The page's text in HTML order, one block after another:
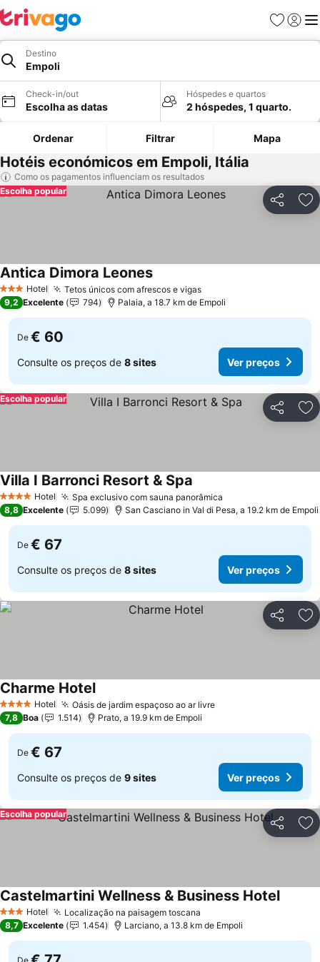
Favoritos
Iniciar
Destino
Empoli
Check-in/out
Escolha as datas
Hóspedes e quartos
2 hóspedes, 1 quarto.
Ordenar Filtrar Mapa
Hotéis económicos em Empoli, Itália
Como os pagamentos influenciam os resultados
Partilhar
Escolha popular
3 EstrelasHotel Tetos únicos com afrescos e vigas
Antica Dimora Leones
9,2 Excelente 794 Palaia, a 18.7 km de Empoli
De € 60
Consulte os preços de 8 sites Ver preços
Partilhar
Escolha popular
4 EstrelasHotel Spa exclusivo com sauna panorâmica
Villa I Barronci Resort & Spa
8,8 Excelente 5.099 San Casciano in Val di Pesa, a 19.2 km de Empoli
De € 67
Consulte os preços de 8 sites Ver preços
Partilhar
4 EstrelasHotel Oásis de jardim espaçoso ao ar livre
Charme Hotel
7,8 Boa 1.514 Prato, a 19.9 km de Empoli
De € 67
Consulte os preços de 9 sites Ver preços
Partilhar
Escolha popular
3 EstrelasHotel Localização na paisagem toscana
Castelmartini Wellness & Business Hotel
8,7 Excelente 1.454 Larciano, a 13.8 km de Empoli
De